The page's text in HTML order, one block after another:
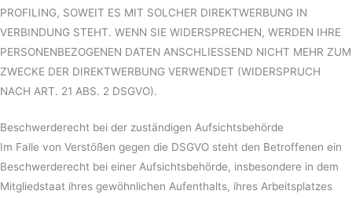
PROFILING, SOWEIT ES MIT SOLCHER DIREKTWERBUNG IN
VERBINDUNG STEHT. WENN SIE WIDERSPRECHEN, WERDEN IHRE
PERSONENBEZOGENEN DATEN ANSCHLIESSEND NICHT MEHR ZUM
ZWECKE DER DIREKTWERBUNG VERWENDET (WIDERSPRUCH
NACH ART. 21 ABS. 2 DSGVO).
Beschwerde­recht bei der zuständigen Aufsichts­behörde
Im Falle von Verstößen gegen die DSGVO steht den Betroffenen ein
Beschwerderecht bei einer Aufsichtsbehörde, insbesondere in dem
Mitgliedstaat ihres gewöhnlichen Aufenthalts, ihres Arbeitsplatzes